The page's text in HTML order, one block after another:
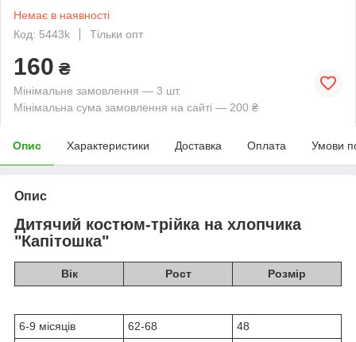
Немає в наявності
Код: 5443k
Тільки опт
160 ₴
Мінімальне замовлення — 3 шт.
Мінімальна сума замовлення на сайті — 200 ₴
Опис Характеристики Доставка Оплата Умови
Опис
Дитячий костюм-трійка на хлопчика
"Капітошка"
Вік Рост Розмір
6-9 місяців 62-68
48